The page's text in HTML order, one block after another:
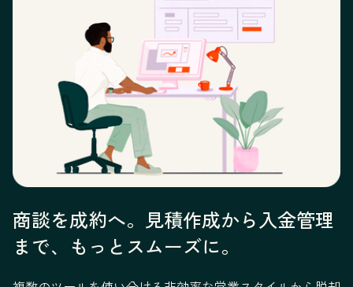
商談を成約へ。見積作成から入金管理
まで、もっとスムーズに。